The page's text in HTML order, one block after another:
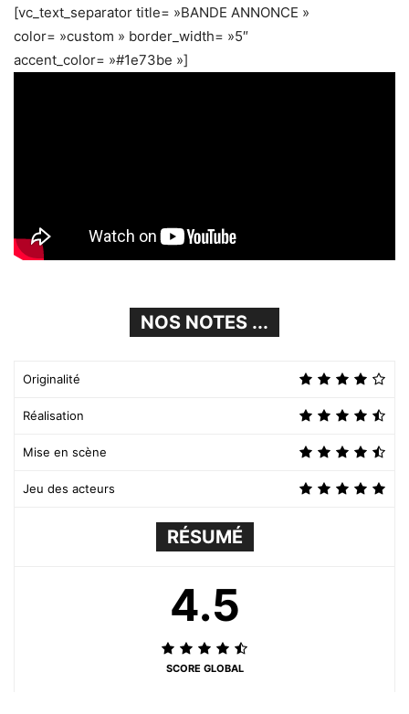
[vc_text_separator title= »BANDE ANNONCE »
color= »custom » border_width= »5″
accent_color= »#1e73be »]
NOS NOTES ...
Originalité
Réalisation
Mise en scène
Jeu des acteurs
RÉSUMÉ
4.5
SCORE GLOBAL